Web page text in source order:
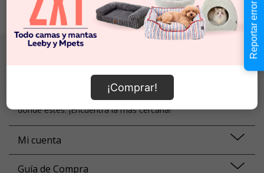
¡Comprar!
Somos una familia de más de 70 tiendas a lo largo de todo
Chile, así que siempre tendrás una tienda SuperZoo ahí
donde estés. ¡Encuentra la más cercana!
Mi cuenta
Guía de Compra
Reportar error